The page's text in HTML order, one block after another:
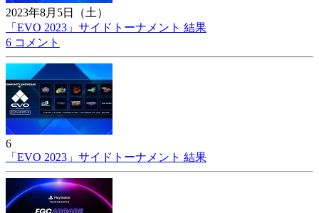
2023年8月5日（土）
「EVO 2023」サイドトーナメント 結果
6 コメント
6
「EVO 2023」サイドトーナメント 結果